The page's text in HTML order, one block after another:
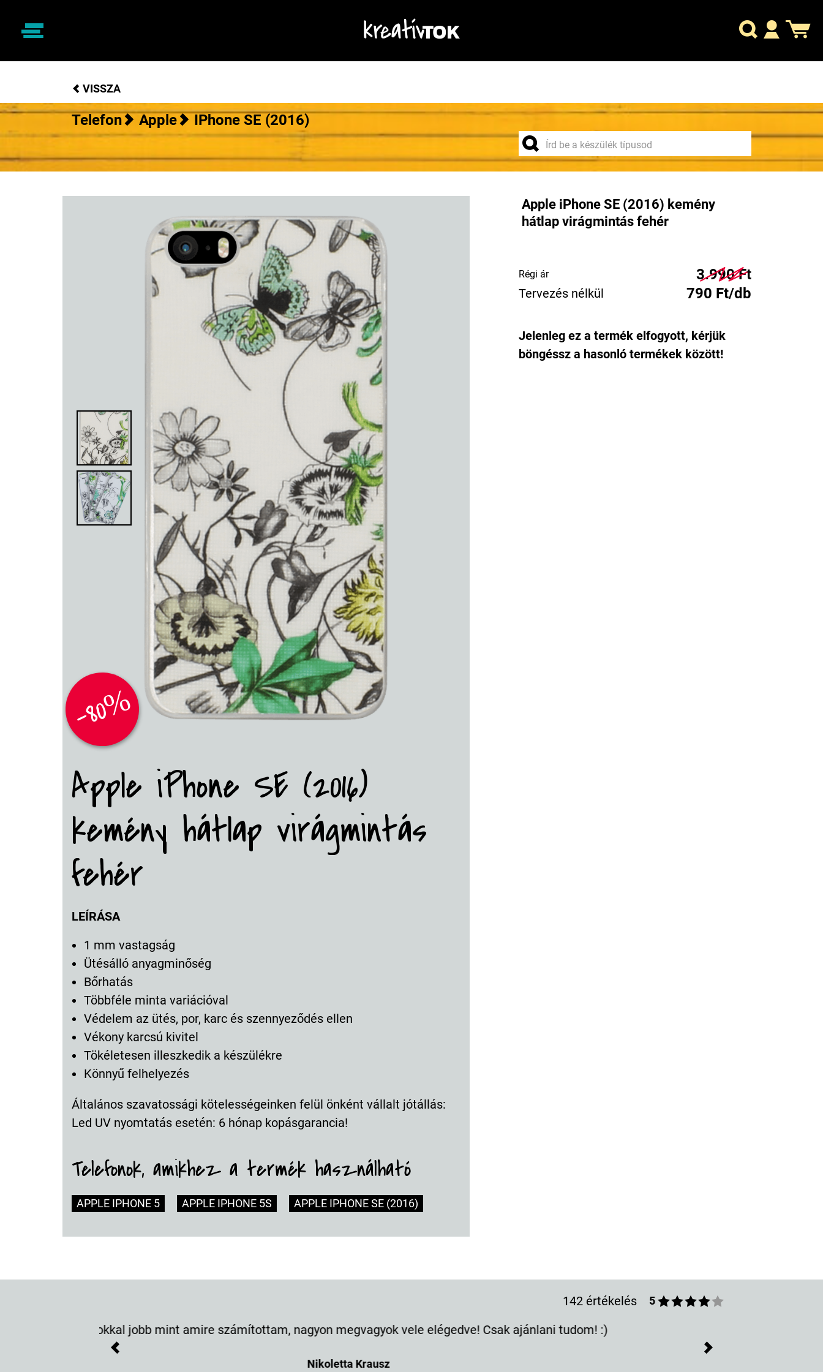
VISSZA
Telefon Apple IPhone SE (2016)
-80%
Apple iPhone SE (2016)
kemény hátlap virágmintás
fehér
LEÍRÁSA
1 mm vastagság
Ütésálló anyagminőség
Bőrhatás
Többféle minta variációval
Védelem az ütés, por, karc és szennyeződés ellen
Vékony karcsú kivitel
Tökéletesen illeszkedik a készülékre
Könnyű felhelyezés
Általános szavatossági kötelességeinken felül önként vállalt jótállás:
Led UV nyomtatás esetén: 6 hónap kopásgarancia!
Telefonok, amikhez a termék használható
APPLE IPHONE 5 APPLE IPHONE 5S APPLE IPHONE SE (2016)
Apple iPhone SE (2016) kemény
hátlap virágmintás fehér
Régi ár 3.990 Ft
Tervezés nélkül 790 Ft/db
Jelenleg ez a termék elfogyott, kérjük
böngéssz a hasonló termékek között!
142 értékelés 5
Egyszerűen nagyon jól nézz ki a tokon, imádom ezt a mintát, most az van nekem rajta.
Kíra Vrabec
Previous Next